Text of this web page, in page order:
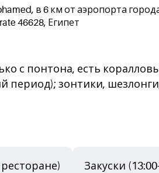
в 6 км от аэропорта
46628, Египет
с понтона, есть
период); зонтики,
Закуски